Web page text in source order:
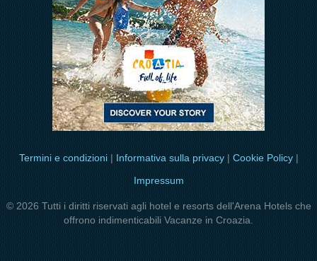
Termini e condizioni| Informativa sulla privacy| Cookie Policy|
Impressum
© 2026 Tutti i diritti riservati agli hotel e resorts dell'Arena Hotels che
offrono indimenticabili Vacanze in Croazia.